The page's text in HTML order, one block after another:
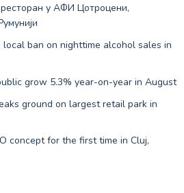
у АФИ Цотроцени,
ban on nighttime alcohol sales in
grow 5.3% year-on-year in August
ground on largest retail park in
concept for the first time in Cluj,